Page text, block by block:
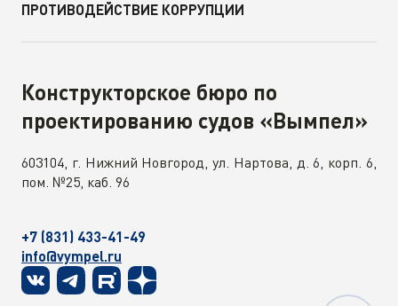
ПРОТИВОДЕЙСТВИЕ КОРРУПЦИИ
Конструкторское бюро по
проектированию судов «Вымпел»
603104, г. Нижний Новгород, ул. Нартова, д. 6, корп. 6,
пом. №25, каб. 96
+7 (831) 433-41-49
info@vympel.ru